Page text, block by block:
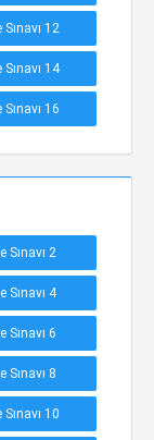
Sınavı 12
Sınavı 14
Sınavı 16
Sınavı 2
Sınavı 4
Sınavı 6
Sınavı 8
Sınavı 10